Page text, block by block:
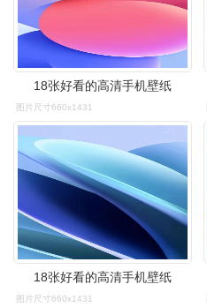
18张好看的高清手机壁纸
图片尺寸660x1431
18张好看的高清手机壁纸
图片尺寸660x1431